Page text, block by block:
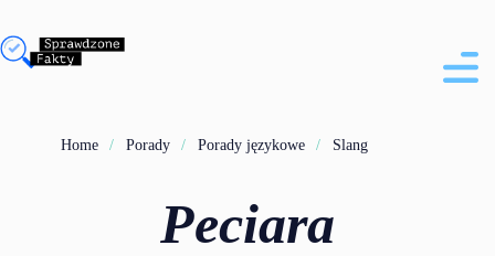
Home Porady Porady językowe Slang
Peciara